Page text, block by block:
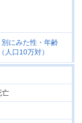
にみた性・年齢
人口10万対）
亡